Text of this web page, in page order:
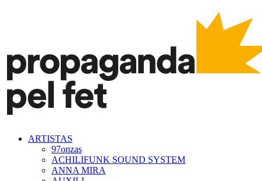
ARTISTAS
97onzas
ACHILIFUNK SOUND SYSTEM
ANNA MIRA